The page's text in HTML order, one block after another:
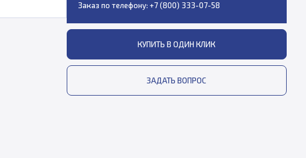
Заказ по телефону: +7 (800) 333-07-58
КУПИТЬ В ОДИН КЛИК
ЗАДАТЬ ВОПРОС